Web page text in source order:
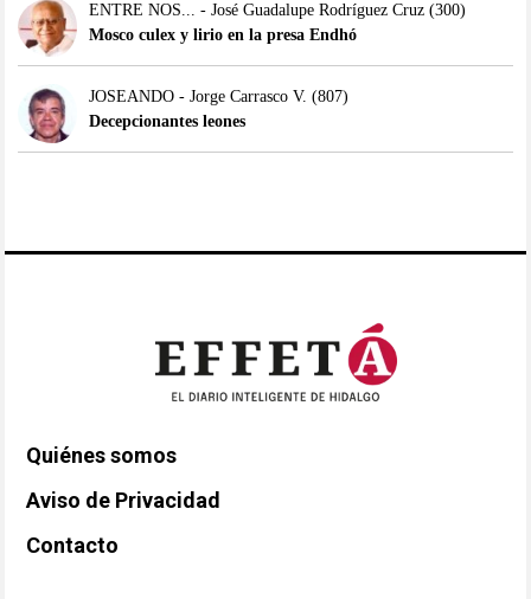
ENTRE NOS... - José Guadalupe Rodríguez Cruz(300)
Mosco culex y lirio en la presa Endhó
JOSEANDO - Jorge Carrasco V. (807)
Decepcionantes leones
Quiénes somos
Aviso de Privacidad
Contacto